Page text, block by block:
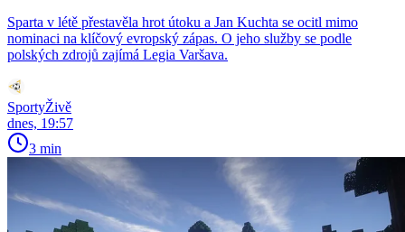
Sparta v létě přestavěla hrot útoku a Jan Kuchta se ocitl mimo
nominaci na klíčový evropský zápas. O jeho služby se podle
polských zdrojů zajímá Legia Varšava.
SportyŽivě
dnes, 19:57
3 min